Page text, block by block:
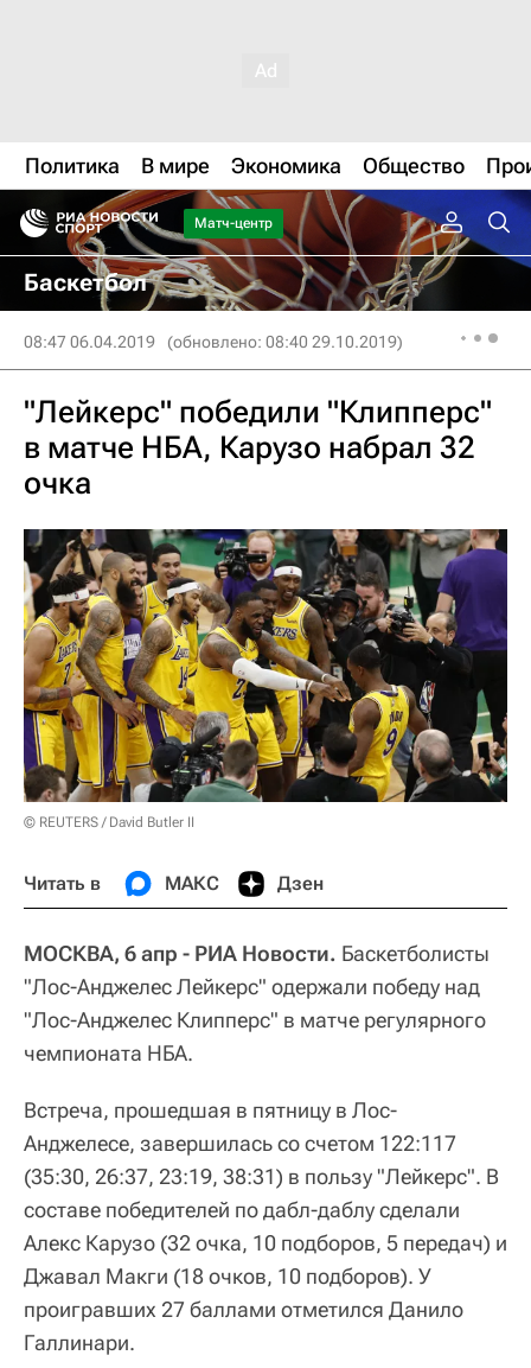
Политика В мире Экономика Общество
Матч-центр
Баскетбол
08:47 06.04.2019 (обновлено: 08:40 29.10.2019)
"Лейкерс" победили "Клипперс"
в матче НБА, Карузо набрал 32
очка
© REUTERS / David Butler II
Читать в МАКС Дзен
МОСКВА, 6 апр - РИА Новости. Баскетболисты
"Лос-Анджелес Лейкерс" одержали победу над
"Лос-Анджелес Клипперс" в матче регулярного
чемпионата НБА.
Встреча, прошедшая в пятницу в Лос-
Анджелесе, завершилась со счетом 122:117
(35:30, 26:37, 23:19, 38:31) в пользу "Лейкерс". В
составе победителей по дабл-даблу сделали
Алекс Карузо (32 очка, 10 подборов, 5 передач) и
Джавал Макги (18 очков, 10 подборов). У
проигравших 27 баллами отметился Данило
Галлинари.